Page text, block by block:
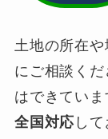
土地の所在
にご相談く
はできていま
全国対応 し